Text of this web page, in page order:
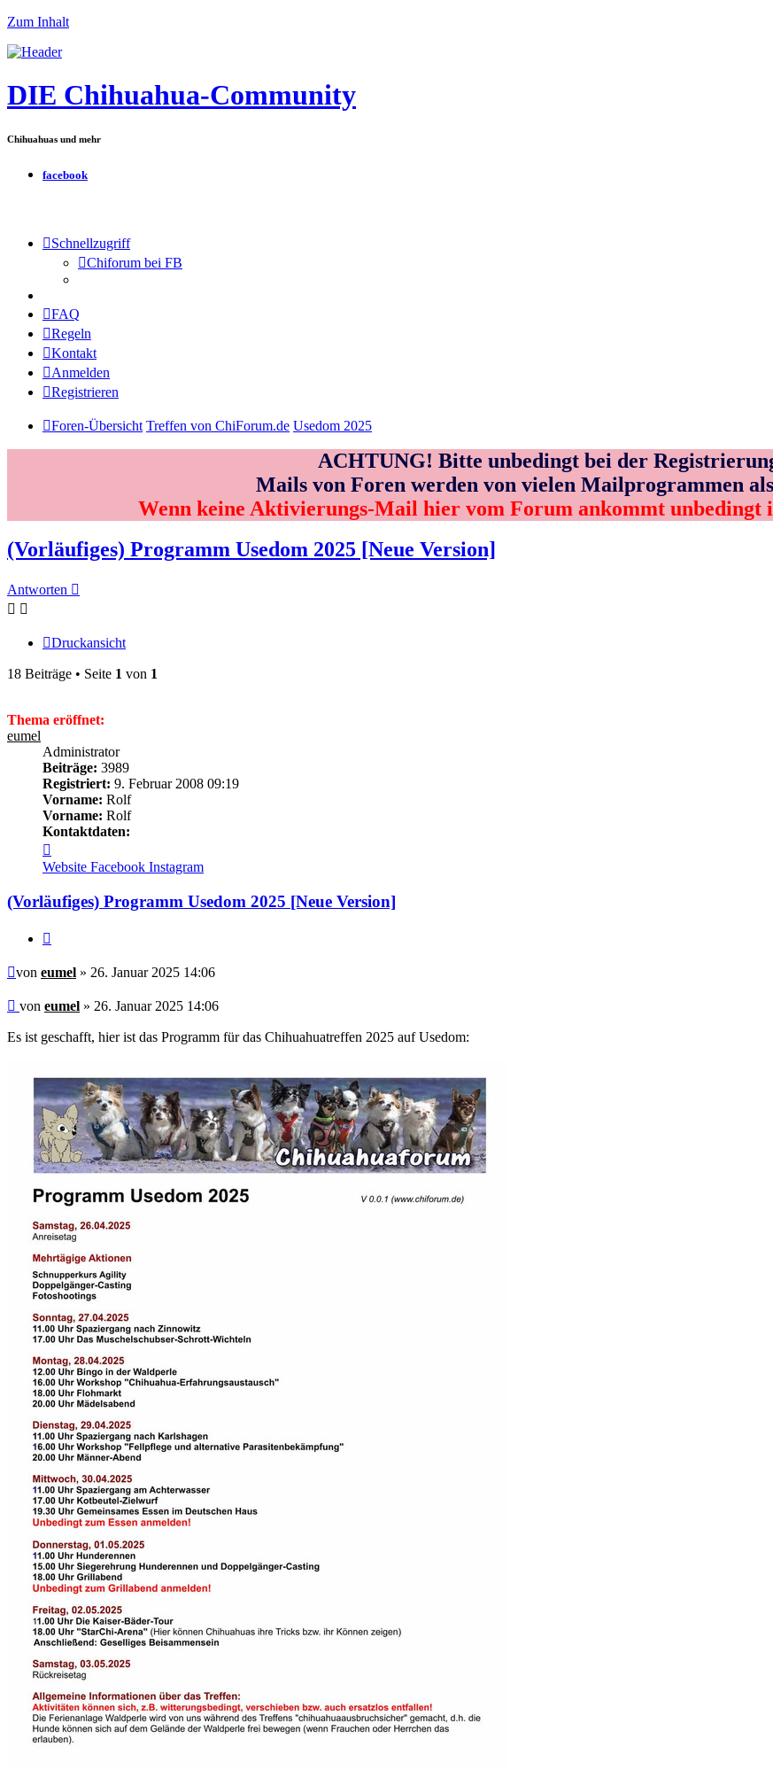
Zum Inhalt
DIE Chihuahua-Community
Chihuahuas und mehr
facebook
Schnellzugriff
Chiforum bei FB
FAQ
Regeln
Kontakt
Anmelden
Registrieren
Foren-Übersicht Treffen von ChiForum.de Usedom 2025
ACHTUNG! Bitte unbedingt bei der
Mails von Foren werden von vielen Mailprogrammen als
Wenn keine Aktivierungs-Mail hier vom Forum ankommt unbedingt
(Vorläufiges) Programm Usedom 2025 [Neue Version]
Antworten
Druckansicht
18 Beiträge • Seite 1 von 1
Thema eröffnet:
eumel
Administrator
Beiträge: 3989
Registriert: 9. Februar 2008 09:19
Vorname: Rolf
Vorname: Rolf
Kontaktdaten:
von
eumel
Website Facebook Instagram
(Vorläufiges) Programm Usedom 2025 [Neue Version]
Beitrag
von eumel » 26. Januar 2025 14:06
Beitrag
von eumel » 26. Januar 2025 14:06
Es ist geschafft, hier ist das Programm für das Chihuahuatreffen 2025 auf Usedom: